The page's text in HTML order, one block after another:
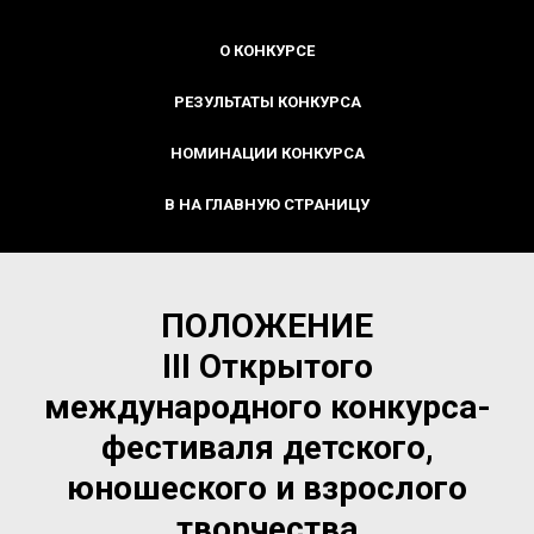
О КОНКУРСЕ
РЕЗУЛЬТАТЫ КОНКУРСА
НОМИНАЦИИ КОНКУРСА
В НА ГЛАВНУЮ СТРАНИЦУ
ПОЛОЖЕНИЕ
III Открытого
международного конкурса-
фестиваля детского,
юношеского и взрослого